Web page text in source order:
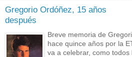
Gregorio Ordóñez, 15 años
después
Breve memoria de
hace quince años por la
va a celebrar, como todos